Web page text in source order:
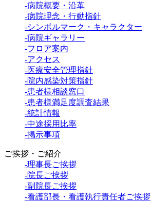
-病院概要・沿革
-病院理念・行動指針
-シンボルマーク・キャラクター
-病院ギャラリー
-フロア案内
-アクセス
-医療安全管理指針
-院内感染対策指針
-患者様相談窓口
-患者様満足度調査結果
-統計情報
-中途採用比率
-掲示事項
ご挨拶・ご紹介
-理事長ご挨拶
-院長ご挨拶
-副院長ご挨拶
-看護部長・看護執行責任者ご挨拶